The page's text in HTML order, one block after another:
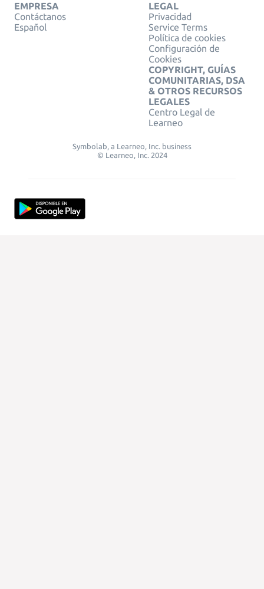
EMPRESA
Contáctanos
Español
LEGAL
Privacidad
Service Terms
Política de cookies
Configuración de
Cookies
COPYRIGHT, GUÍAS
COMUNITARIAS, DSA
& OTROS RECURSOS
LEGALES
Centro Legal de
Learneo
Symbolab, a Learneo, Inc. business
© Learneo, Inc. 2024